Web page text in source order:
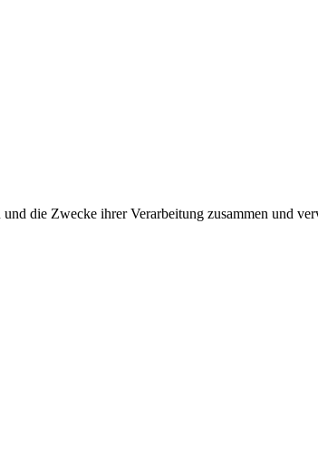
die Zwecke ihrer Verarbeitung zusammen und